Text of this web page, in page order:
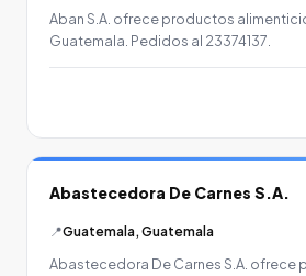
Aban S.A. ofrece productos
Guatemala. Pedidos al 23374137.
Abastecedora De Carnes S.A.
📍Guatemala, Guatemala
Abastecedora De Carnes S.A. ofrece